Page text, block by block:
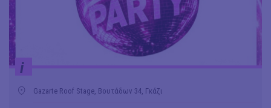
i
Gazarte Roof Stage, Βουτάδων 34, Γκάζι